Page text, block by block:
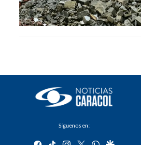
Síguenos en:
facebook
tiktok instagram
twitterwhatsapp
google